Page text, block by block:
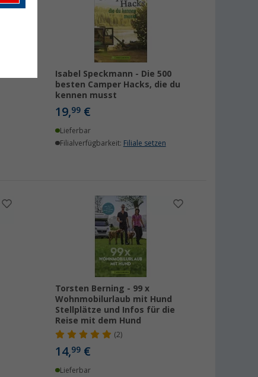
Isabel Speckmann - Die 500
besten Camper Hacks, die du
kennen musst
19,99 €
Lieferbar
Filialverfügbarkeit: Filiale setzen
Torsten Berning - 99 x
Wohnmobilurlaub mit Hund
Stellplätze und Infos für die
Reise mit dem Hund
(2)
14,99 €
Lieferbar